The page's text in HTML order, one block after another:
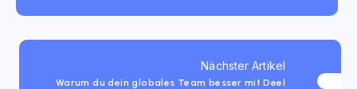
Nächster Artikel
Warum du dein globales Team besser mit Deel